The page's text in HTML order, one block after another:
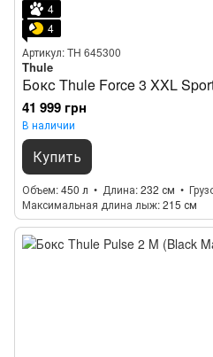
4
4
Артикул: TH 645300
Thule
Бокс Thule Force 3 XXL
41 999 грн
В наличии
Купить
Объем 450 л Длина 232 см
Максимальная длина лыж 215 см